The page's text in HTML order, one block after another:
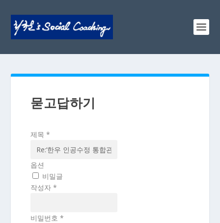
묻고답하기
제목 *
옵션
비밀글
작성자 *
비밀번호*